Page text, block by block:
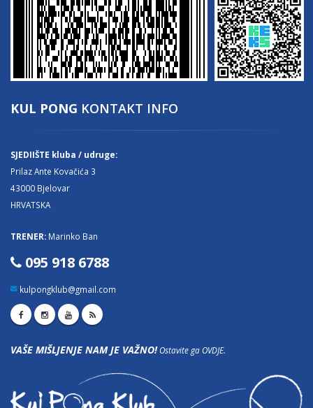
KUL PONG KONTAKT INFO
SJEDIIŠTE kluba / udruge:
Prilaz Ante Kovačića 3
43000 Bjelovar
HRVATSKA
TRENER: Marinko Ban
095 918 6788
kulpongklub@gmail.com
VAŠE MIŠLJENJE NAM JE VAŽNO!Ostavite ga OVDJE.